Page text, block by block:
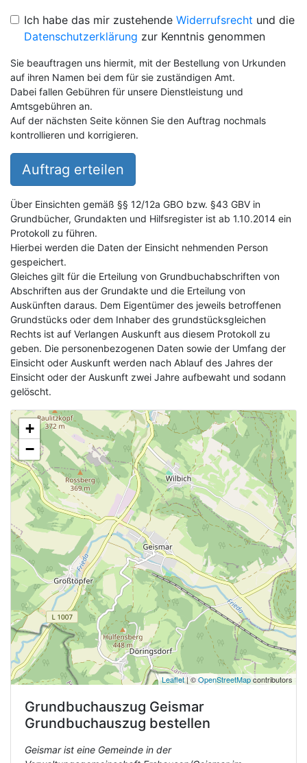
Ich habe das mir zustehende Widerrufsrecht und die
Datenschutzerklärung zur Kenntnis genommen
Sie beauftragen uns hiermit, mit der Bestellung von Urkunden
auf ihren Namen bei dem für sie zuständigen Amt.
Dabei fallen Gebühren für unsere Dienstleistung und
Amtsgebühren an.
Auf der nächsten Seite können Sie den Auftrag nochmals
kontrollieren und korrigieren.
Auftrag erteilen
Über Einsichten gemäß §§ 12/12a GBO bzw. §43 GBV in
Grundbücher, Grundakten und Hilfsregister ist ab 1.10.2014 ein
Protokoll zu führen.
Hierbei werden die Daten der Einsicht nehmenden Person
gespeichert.
Gleiches gilt für die Erteilung von Grundbuchabschriften von
Abschriften aus der Grundakte und die Erteilung von
Auskünften daraus. Dem Eigentümer des jeweils betroffenen
Grundstücks oder dem Inhaber des grundstücksgleichen
Rechts ist auf Verlangen Auskunft aus diesem Protokoll zu
geben. Die personenbezogenen Daten sowie der Umfang der
Einsicht oder Auskunft werden nach Ablauf des Jahres der
Einsicht oder der Auskunft zwei Jahre aufbewaht und sodann
gelöscht.
+
−
Leaflet| ©OpenStreetMapcontributors
Grundbuchauszug Geismar
Grundbuchauszug bestellen
Geismar ist eine Gemeinde in der